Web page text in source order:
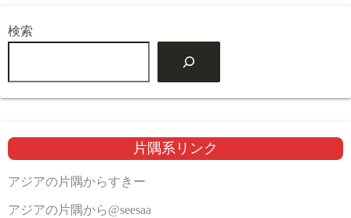
検索
片隅系リンク
アジアの片隅からすきー
アジアの片隅から@seesaa